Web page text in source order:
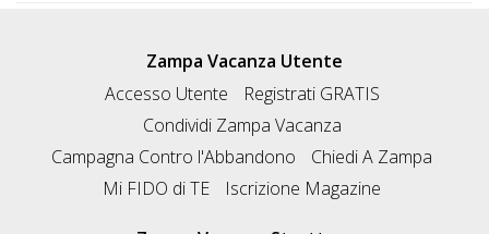
Zampa Vacanza Utente
Accesso Utente
Registrati GRATIS
Condividi Zampa Vacanza
Campagna Contro l'Abbandono
Chiedi A Zampa
Mi FIDO di TE
Iscrizione Magazine